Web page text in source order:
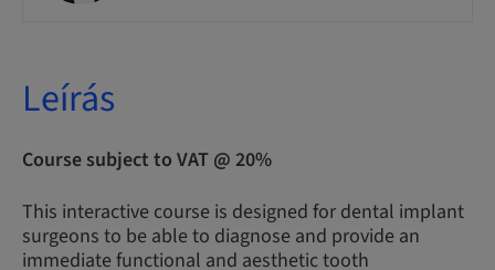
Leírás
Course subject to VAT @ 20%
This interactive course is designed for dental implant
surgeons to be able to diagnose and provide an
immediate functional and aesthetic tooth